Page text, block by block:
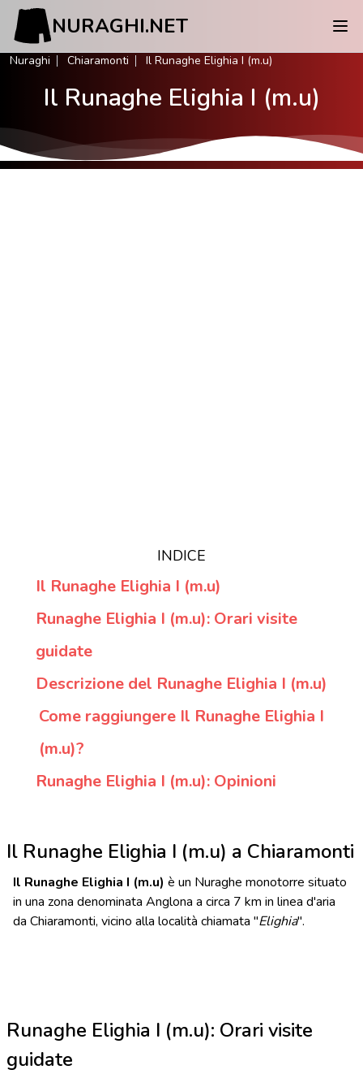
NURAGHI.NET
Nuraghi Chiaramonti Il Runaghe Elighia I (m.u)
Il Runaghe Elighia I (m.u)
INDICE
Il Runaghe Elighia I (m.u)
Runaghe Elighia I (m.u): Orari visite
guidate
Descrizione del Runaghe Elighia I (m.u)
Come raggiungere Il Runaghe Elighia I
(m.u)?
Runaghe Elighia I (m.u): Opinioni
Il Runaghe Elighia I (m.u) a Chiaramonti
Il Runaghe Elighia I (m.u) è un Nuraghe monotorre situato
in una zona denominata Anglona a circa 7 km in linea d'aria
da Chiaramonti, vicino alla località chiamata "Elighia".
Runaghe Elighia I (m.u): Orari visite
guidate